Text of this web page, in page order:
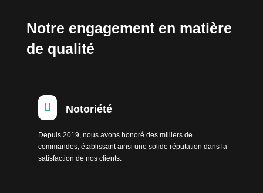
Notre engagement en matière
de qualité
 Notoriété
Depuis 2019, nous avons honoré des milliers de
commandes, établissant ainsi une solide réputation dans la
satisfaction de nos clients.